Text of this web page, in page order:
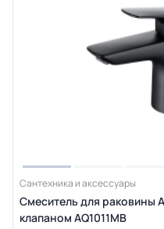
Сантехника и аксессуары
Смеситель для раковины
клапаном AQ1011MB